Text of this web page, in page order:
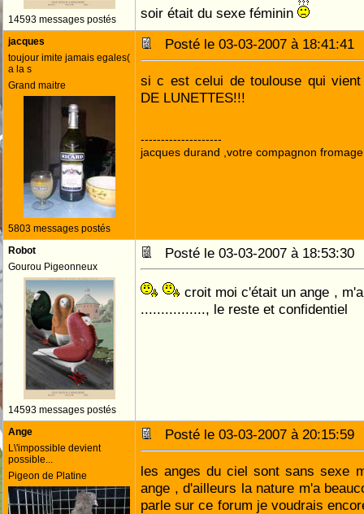
14593 messages postés
soir était du sexe féminin
jacques
toujour imite jamais egales(
a la s
Grand maitre
5803 messages postés
Posté le 03-03-2007 à
si c est celui de toulouse qui
DE LUNETTES!!!
--------------------
jacques durand ,votre compagnon
Robot
Gourou Pigeonneux
14593 messages postés
Posté le 03-03-2007 à
croit moi c'était un ange ,
................, le reste et confidentiel
Ange
L\'impossible devient
possible...
Pigeon de Platine
Posté le 03-03-2007 à
les anges du ciel sont sans sexe
ange , d'ailleurs la nature m'a
parle sur ce forum je voudrais